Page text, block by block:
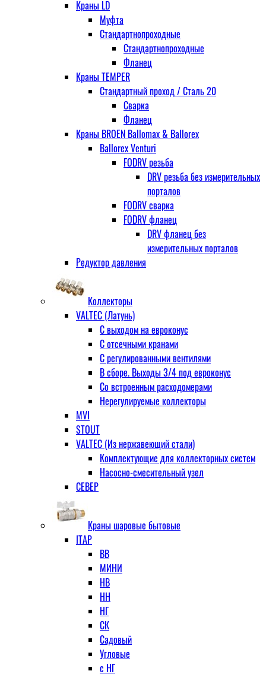
Краны LD
Муфта
Стандартнопроходные
Стандартнопроходные
Фланец
Краны TEMPER
Стандартный проход / Cталь 20
Сварка
Фланец
Краны BROEN Ballomax & Ballorex
Ballorex Venturi
FODRV резьба
DRV резьба без измерительных
порталов
FODRV сварка
FODRV фланец
DRV фланец без
измерительных порталов
Редуктор давления
Коллекторы
VALTEC (Латунь)
С выходом на евроконус
С отсечными кранами
С регулированными вентилями
В сборе. Выходы 3/4 под евроконус
Со встроенным расходомерами
Нерегулируемые коллекторы
MVI
STOUT
VALTEC (Из нержавеющий стали)
Комплектующие для коллекторных систем
Насосно-смесительный узел
СЕВЕР
Краны шаровые бытовые
ITAP
ВВ
МИНИ
НВ
НН
НГ
СК
Садовый
Угловые
с НГ